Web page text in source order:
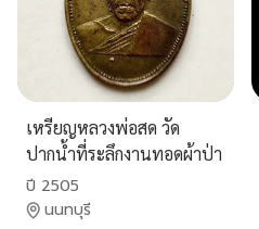
เหรียญหลวงพ่อสด วัด
ปากน้ำที่ระลึกงานทอดผ้าป่า
วัดเขาพระ เพชรบุรี ปี 2505
ปี 2505
นนทบุรี